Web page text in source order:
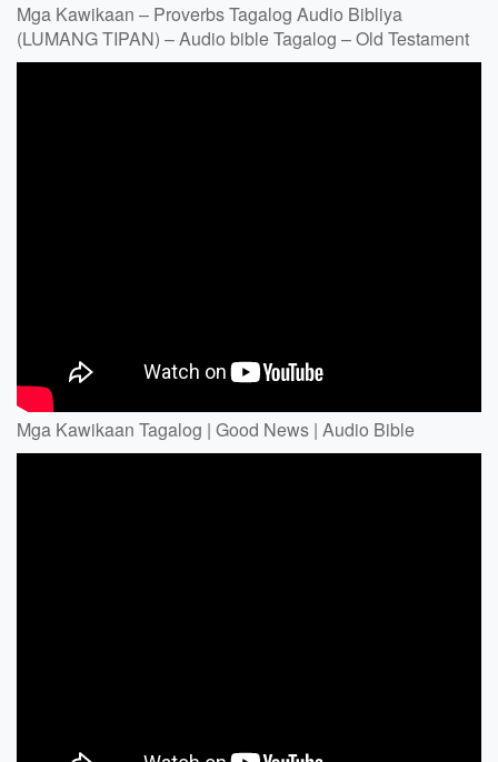
Mga Kawikaan – Proverbs Tagalog Audio Bibliya
(LUMANG TIPAN) – Audio bible Tagalog – Old Testament
Mga Kawikaan Tagalog | Good News | Audio Bible